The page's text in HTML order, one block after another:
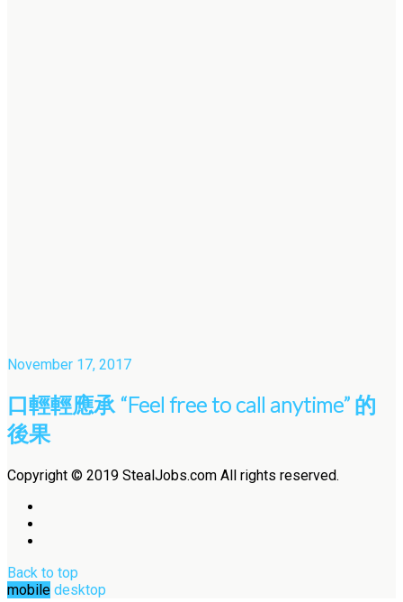
November 17, 2017
口輕輕應承 “Feel free to call anytime” 的
後果
Copyright © 2019 StealJobs.com All rights reserved.
Back to top
mobile desktop